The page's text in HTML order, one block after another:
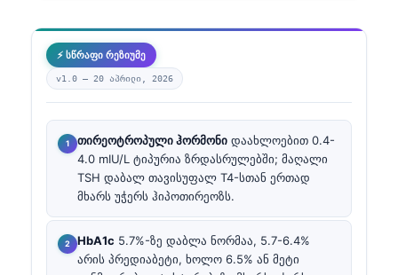
⚡ სწრაფი რეზიუმე
v1.0 — 20 აპრილი, 2026
თირეოტროპული ჰორმონი დაახლოებით 0.4-
4.0 mIU/L ტიპურია ზრდასრულებში; მაღალი
TSH დაბალ თავისუფალ T4-სთან ერთად
მხარს უჭერს ჰიპოთირეოზს.
HbA1c 5.7%-ზე დაბლა ნორმაა, 5.7-6.4%
არის პრედიაბეტი, ხოლო 6.5% ან მეტი